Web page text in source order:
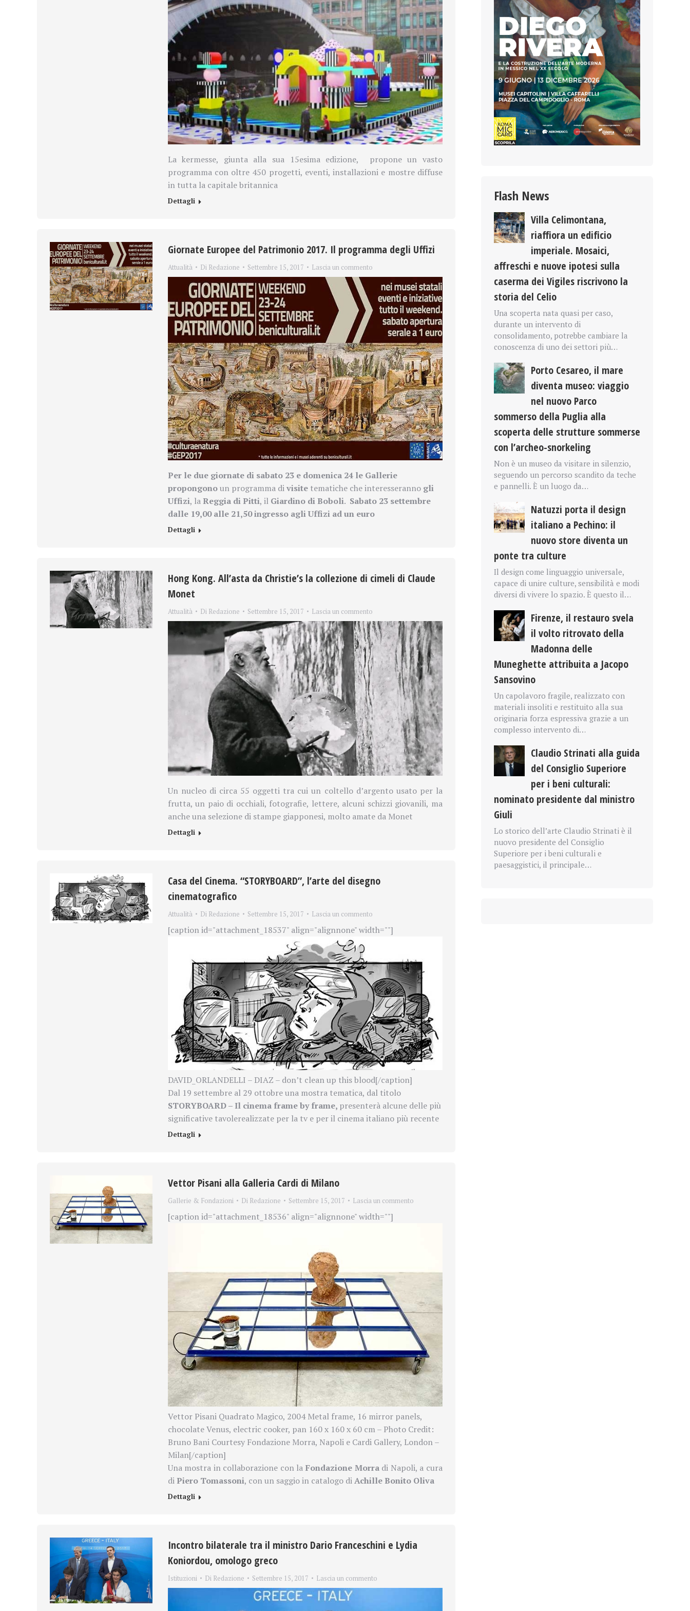
La kermesse, giunta alla sua 15esima edizione, propone un vasto
programma con oltre 450 progetti, eventi, installazioni e mostre diffuse
in tutta la capitale britannica
Dettagli
Giornate Europee del Patrimonio 2017. Il programma degli Uffizi
Attualità Di Redazione Settembre 15, 2017 Lascia un commento
Per le due giornate di sabato 23 e domenica 24 le Gallerie
propongonoun programma divisitetematiche che interesseranno gli
Uffizi, laReggia di Pitti, il Giardino di Boboli. Sabato 23 settembre
dalle 19,00 alle 21,50 ingresso agli Uffizi ad un euro
Dettagli
Hong Kong. All’asta da Christie’s la collezione di cimeli di Claude
Monet
Attualità Di Redazione Settembre 15, 2017 Lascia un commento
Un nucleo di circa 55 oggetti tra cui un coltello d’argento usato per la
frutta, un paio di occhiali, fotografie, lettere, alcuni schizzi giovanili, ma
anche una selezione di stampe giapponesi, molto amate da Monet
Dettagli
Casa del Cinema. “STORYBOARD”, l’arte del disegno
cinematografico
Attualità Di Redazione Settembre 15, 2017 Lascia un commento
[caption id="attachment_18537" align="alignnone" width=""]
DAVID_ORLANDELLI – DIAZ – don’t clean up this blood[/caption]
Dal 19 settembre al 29 ottobre una mostra tematica, dal titolo
STORYBOARD – Il cinema frame by frame, presenterà alcune delle più
significative tavolerealizzate per la tv e per il cinema italiano più recente
Dettagli
Vettor Pisani alla Galleria Cardi di Milano
Gallerie & Fondazioni Di Redazione Settembre 15, 2017 Lascia un commento
[caption id="attachment_18536" align="alignnone" width=""]
Vettor Pisani Quadrato Magico, 2004 Metal frame, 16 mirror panels,
chocolate Venus, electric cooker, pan 160 x 160 x 60 cm – Photo Credit:
Bruno Bani Courtesy Fondazione Morra, Napoli e Cardi Gallery, London –
Milan[/caption]
Una mostra in collaborazione con laFondazione Morradi Napoli, a cura
diPiero Tomassoni, con un saggio in catalogo diAchille Bonito Oliva
Dettagli
Incontro bilaterale tra il ministro Dario Franceschini e Lydia
Koniordou, omologo greco
Istituzioni Di Redazione Settembre 15, 2017 Lascia un commento
Flash News
Villa Celimontana,
riaffiora un edificio
imperiale. Mosaici,
affreschi e nuove ipotesi sulla
caserma dei Vigiles riscrivono la
storia del Celio
Una scoperta nata quasi per caso,
durante un intervento di
consolidamento, potrebbe cambiare la
conoscenza di uno dei settori più…
Porto Cesareo, il mare
diventa museo: viaggio
nel nuovo Parco
sommerso della Puglia alla
scoperta delle strutture sommerse
con l’archeo-snorkeling
Non è un museo da visitare in silenzio,
seguendo un percorso scandito da teche
e pannelli. È un luogo da…
Natuzzi porta il design
italiano a Pechino: il
nuovo store diventa un
ponte tra culture
Il design come linguaggio universale,
capace di unire culture, sensibilità e modi
diversi di vivere lo spazio. È questo il…
Firenze, il restauro svela
il volto ritrovato della
Madonna delle
Muneghette attribuita a Jacopo
Sansovino
Un capolavoro fragile, realizzato con
materiali insoliti e restituito alla sua
originaria forza espressiva grazie a un
complesso intervento di…
Claudio Strinati alla guida
del Consiglio Superiore
per i beni culturali:
nominato presidente dal ministro
Giuli
Lo storico dell’arte Claudio Strinati è il
nuovo presidente del Consiglio
Superiore per i beni culturali e
paesaggistici, il principale…